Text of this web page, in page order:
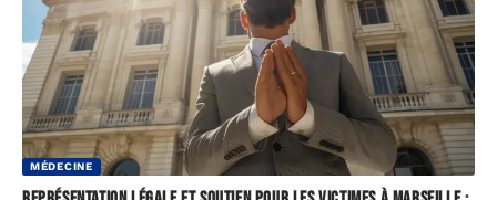
MÉDECINE